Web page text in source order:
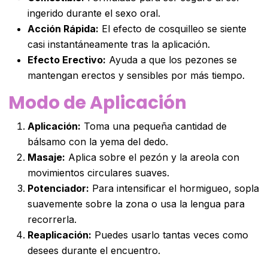
ingerido durante el sexo oral.
Acción Rápida: El efecto de cosquilleo se siente
casi instantáneamente tras la aplicación.
Efecto Erectivo: Ayuda a que los pezones se
mantengan erectos y sensibles por más tiempo.
Modo de Aplicación
Aplicación: Toma una pequeña cantidad de
bálsamo con la yema del dedo.
Masaje: Aplica sobre el pezón y la areola con
movimientos circulares suaves.
Potenciador: Para intensificar el hormigueo, sopla
suavemente sobre la zona o usa la lengua para
recorrerla.
Reaplicación: Puedes usarlo tantas veces como
desees durante el encuentro.